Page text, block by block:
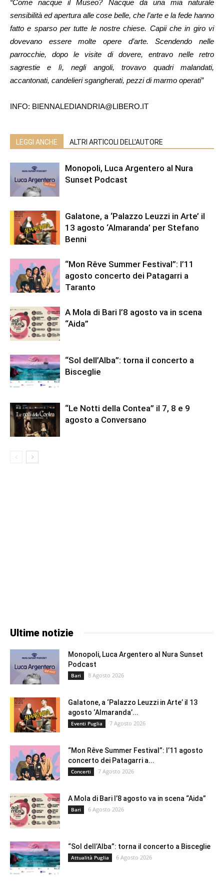
“Come nacque il Museo? Nacque da una mia naturale
sensibilità ed apertura alle cose belle, che l’arte e la fede hanno
fatto e sparso per tutte le nostre chiese. Capii che in giro vi
dovevano essere molte opere d’arte. Scendendo nelle
parrocchie, dopo le visite di dovere, entravo nelle retro
sagrestie e lì, negli angoli, trovavo quadri malandati,
accantonati, candelieri sgangherati, pezzi di marmo operati”
INFO: BIENNALEDIANDRIA@LIBERO.IT
LEGGI ANCHE ALTRI ARTICOLI DELL'AUTORE
Monopoli, Luca Argentero al Nura
Sunset Podcast
Galatone, a ‘Palazzo Leuzzi in Arte’ il
13 agosto ‘Almaranda’ per Stefano
Benni
“Mon Rêve Summer Festival”: l’11
agosto concerto dei Patagarri a
Taranto
A Mola di Bari l’8 agosto va in scena
“Aida”
“Sol dell’Alba”: torna il concerto a
Bisceglie
“Le Notti della Contea” il 7, 8 e 9
agosto a Conversano
Ultime notizie
Monopoli, Luca Argentero al Nura Sunset
Podcast
Bari 8 Agosto 2026
Galatone, a ‘Palazzo Leuzzi in Arte’ il 13
agosto ‘Almaranda’...
Eventi Puglia 7 Agosto 2026
“Mon Rêve Summer Festival”: l’11 agosto
concerto dei Patagarri a...
Concerti 7 Agosto 2026
A Mola di Bari l’8 agosto va in scena “Aida”
Bari 6 Agosto 2026
“Sol dell’Alba”: torna il concerto a Bisceglie
Attualità Puglia 6 Agosto 2026